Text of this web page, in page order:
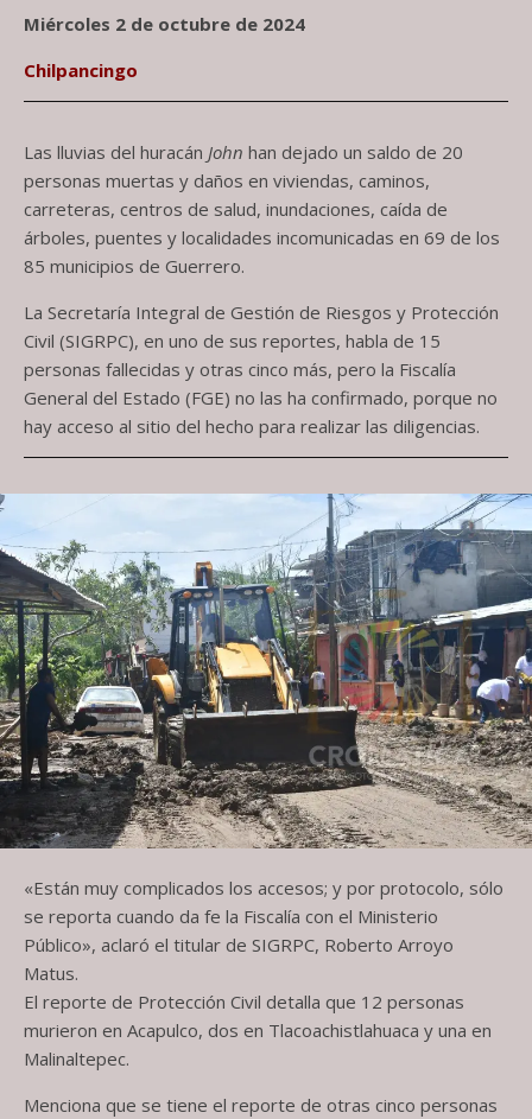
Miércoles 2 de octubre de 2024
Chilpancingo
Las lluvias del huracán John han dejado un saldo de 20
personas muertas y daños en viviendas, caminos,
carreteras, centros de salud, inundaciones, caída de
árboles, puentes y localidades incomunicadas en 69 de los
85 municipios de Guerrero.
La Secretaría Integral de Gestión de Riesgos y Protección
Civil (SIGRPC), en uno de sus reportes, habla de 15
personas fallecidas y otras cinco más, pero la Fiscalía
General del Estado (FGE) no las ha confirmado, porque no
hay acceso al sitio del hecho para realizar las diligencias.
«Están muy complicados los accesos; y por protocolo, sólo
se reporta cuando da fe la Fiscalía con el Ministerio
Público», aclaró el titular de SIGRPC, Roberto Arroyo
Matus.
El reporte de Protección Civil detalla que 12 personas
murieron en Acapulco, dos en Tlacoachistlahuaca y una en
Malinaltepec.
Menciona que se tiene el reporte de otras cinco personas